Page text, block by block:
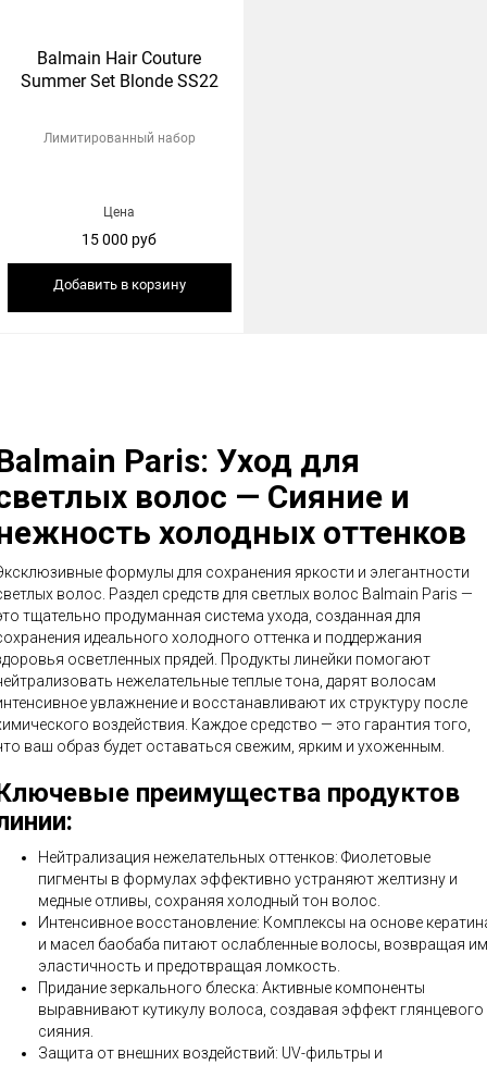
Balmain Hair Couture
Summer Set Blonde SS22
Лимитированный набор
Цена
15 000 руб
Добавить в корзину
Paris: Уход для
волос — Сияние и
холодных оттенков
формулы для сохранения яркости и элегантности
волос. Раздел средств для светлых волос Balmain Paris —
тщательно продуманная система ухода, созданная для
идеального холодного оттенка и поддержания
осветленных прядей. Продукты линейки помогают
нежелательные теплые тона, дарят волосам
увлажнение и восстанавливают их структуру после
воздействия. Каждое средство — это гарантия того,
ваш образ будет оставаться свежим, ярким и ухоженным.
преимущества продуктов
Нейтрализация нежелательных оттенков: Фиолетовые
пигменты в формулах эффективно устраняют желтизну и
медные отливы, сохраняя холодный тон волос.
Интенсивное восстановление: Комплексы на основе
и масел баобаба питают ослабленные волосы, возвращая им
эластичность и предотвращая ломкость.
Придание зеркального блеска: Активные компоненты
выравнивают кутикулу волоса, создавая эффект глянцевого
сияния.
Защита от внешних воздействий: UV-фильтры и